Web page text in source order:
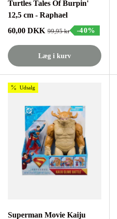
Turtles Tales Of Burpin'
12,5 cm - Raphael
Tilbudspris
60,00 DKK Normalpris
99,95 kr -40%
Læg i kurv
Udsalg
Superman Movie Kaiju